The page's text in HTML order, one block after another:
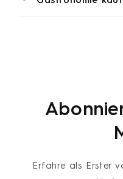
Erfahre als Erster